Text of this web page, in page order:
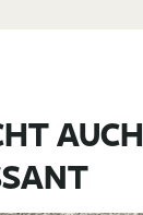
AUCH